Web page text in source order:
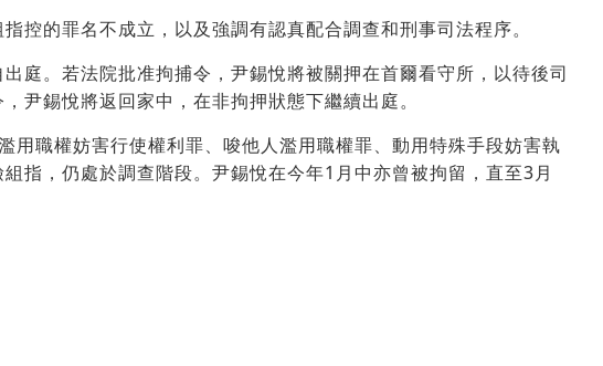
控的罪名不成立，以及強調有認真配合調查和刑事司法程序。
庭。若法院批准拘捕令，尹錫悅將被關押在首爾看守所，以待後司
尹錫悅將返回家中，在非拘押狀態下繼續出庭。
用職權妨害行使權利罪、唆他人濫用職權罪、動用特殊手段妨害執
指，仍處於調查階段。尹錫悅在今年1月中亦曾被拘留，直至3月